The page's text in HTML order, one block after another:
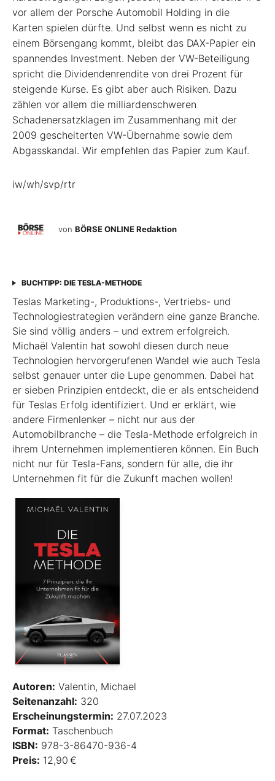
vor allem der Porsche Automobil Holding in die
Karten spielen dürfte. Und selbst wenn es nicht zu
einem Börsengang kommt, bleibt das DAX-Papier ein
spannendes Investment. Neben der VW-Beteiligung
spricht die Dividendenrendite von drei Prozent für
steigende Kurse. Es gibt aber auch Risiken. Dazu
zählen vor allem die milliardenschweren
Schadenersatzklagen im Zusammenhang mit der
2009 gescheiterten VW-Übernahme sowie dem
Abgasskandal. Wir empfehlen das Papier zum Kauf.
iw/wh/svp/rtr
von BÖRSE ONLINE Redaktion
BUCHTIPP: DIE TESLA-METHODE
Teslas Marketing-, Produktions-, Vertriebs- und
Technologiestrategien verändern eine ganze Branche.
Sie sind völlig anders – und extrem erfolgreich.
Michaël Valentin hat sowohl diesen durch neue
Technologien hervorgerufenen Wandel wie auch Tesla
selbst genauer unter die Lupe genommen. Dabei hat
er sieben Prinzipien entdeckt, die er als entscheidend
für Teslas Erfolg identifiziert. Und er erklärt, wie
andere Firmenlenker – nicht nur aus der
Automobilbranche – die Tesla-Methode erfolgreich in
ihrem Unternehmen implementieren können. Ein Buch
nicht nur für Tesla-Fans, sondern für alle, die ihr
Unternehmen fit für die Zukunft machen wollen!
Autoren: Valentin, Michael
Seitenanzahl: 320
Erscheinungstermin: 27.07.2023
Format: Taschenbuch
ISBN: 978-3-86470-936-4
Preis: 12,90 €